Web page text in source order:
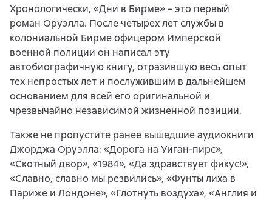
Хронологически, «Дни в Бирме» – это первый
роман Оруэлла. После четырех лет службы в
колониальной Бирме офицером Имперской
военной полиции он написал эту
автобиографичную книгу, отразившую весь опыт
тех непростых лет и послужившим в дальнейшем
основанием для всей его оригинальной и
чрезвычайно независимой жизненной позиции.
Также не пропустите ранее вышедшие аудиокниги
Джорджа Оруэлла: «Дорога на Уиган-пирс»,
«Скотный двор», «1984», «Да здравствует фикус!»,
«Славно, славно мы резвились», «Фунты лиха в
Париже и Лондоне», «Глотнуть воздуха», «Англия и